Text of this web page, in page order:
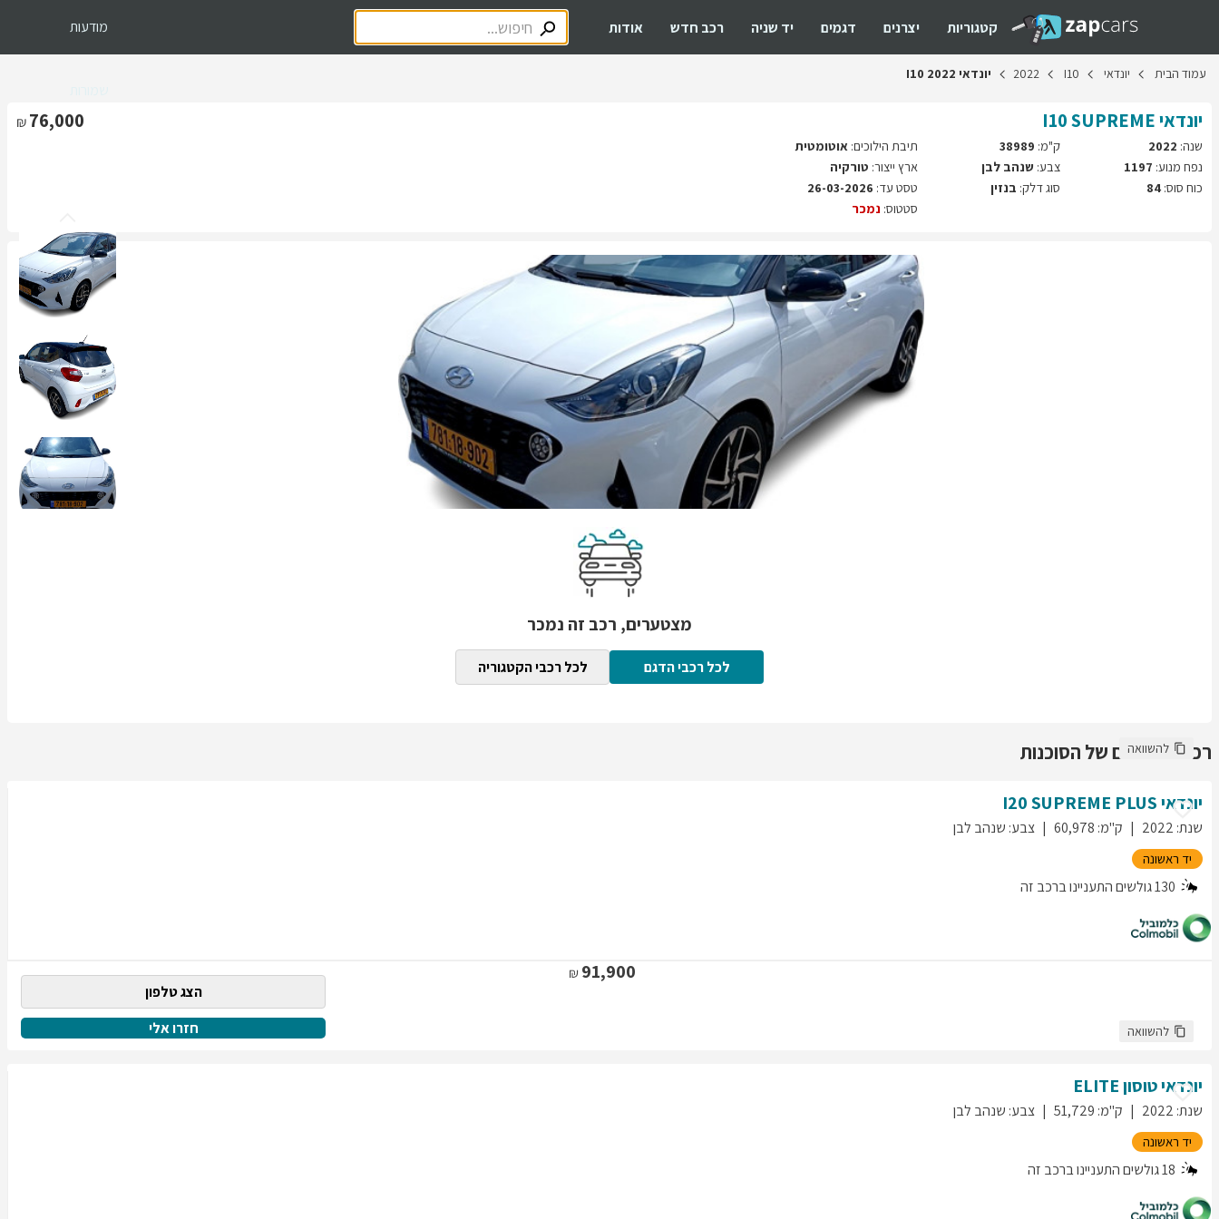
קטגוריות יצרנים דגמים יד שניה רכב חדש אודות מודעות
עמוד הבית יונדאי I10
2022 יונדאי I10 2022
יונדאי I10SUPREME
76,000
שנה: 2022
נפח מנוע: 1197
כוח סוס:84
ק"מ: 38989
צבע: שנהב לבן
סוג דלק: בנזין
תיבת הילוכים: אוטומטית
ארץ ייצור: טורקיה
טסט עד: 26-03-2026
סטטוס: נמכר
מצטערים, רכב זה נמכר
לכל רכבי הדגם לכל רכבי הקטגוריה
רכבים נוספים של הסוכנות
להשוואה
יונדאי I20SUPREME PLUS
שנת:
2022 ק"מ:
60,978 צבע: שנהב לבן
יד ראשונה
130גולשים התעניינו ברכב זה
91,900
הצג טלפון
חזרו אלי
להשוואה
יונדאיטוסוןELITE
שנת:
2022 ק"מ:
51,729 צבע: שנהב לבן
יד ראשונה
18גולשים התעניינו ברכב זה